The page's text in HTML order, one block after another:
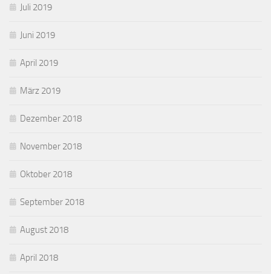
Juli 2019
Juni 2019
April 2019
März 2019
Dezember 2018
November 2018
Oktober 2018
September 2018
August 2018
April 2018